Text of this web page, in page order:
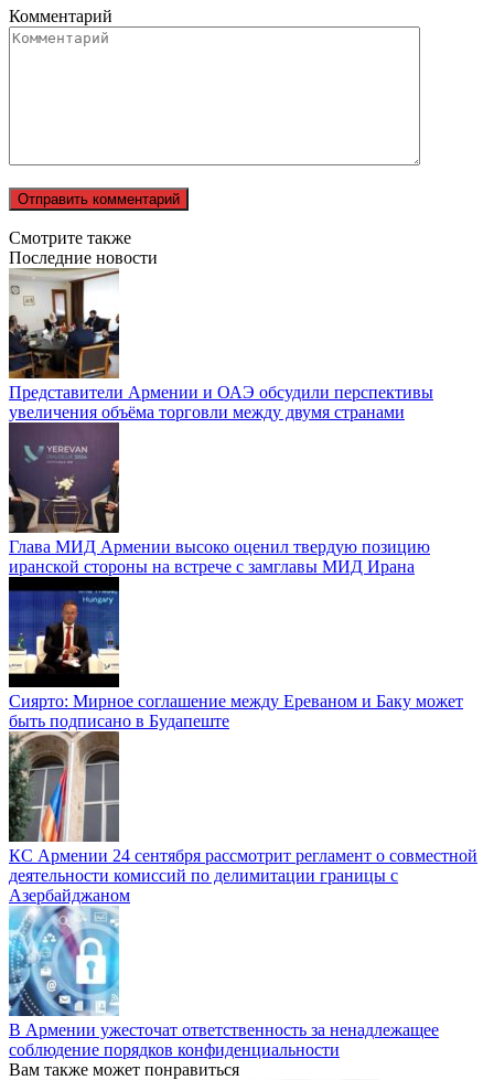
Комментарий
Смотрите также
Последние новости
Представители Армении и ОАЭ обсудили перспективы
увеличения объёма торговли между двумя странами
Глава МИД Армении высоко оценил твердую позицию
иранской стороны на встрече с замглавы МИД Ирана
Сиярто: Мирное соглашение между Ереваном и Баку может
быть подписано в Будапеште
КС Армении 24 сентября рассмотрит регламент о совместной
деятельности комиссий по делимитации границы с
Азербайджаном
В Армении ужесточат ответственность за ненадлежащее
соблюдение порядков конфиденциальности
Вам также может понравиться